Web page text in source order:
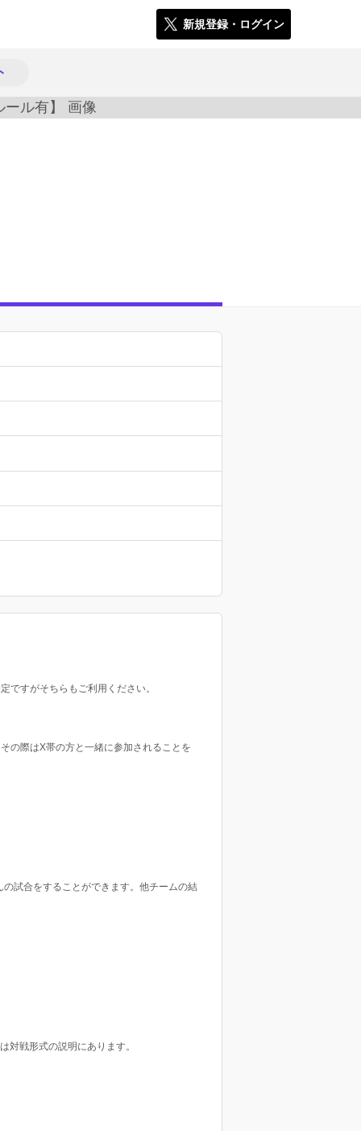
新規登録・ログイン
ですがそちらもご利用ください。
の際はX帯の方と一緒に参加されることを
試合をすることができます。他チームの結
対戦形式の説明にあります。